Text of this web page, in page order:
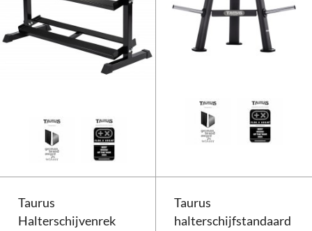
Taurus Halterrek/dumbbellrek
Taurus
Halterschijvenrek
Taurus
halterschijfstandaard